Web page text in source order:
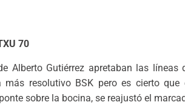
70
Gutiérrez apretaban las líneas
resolutivo BSK pero es cierto
sobre la bocina, se reajustó el